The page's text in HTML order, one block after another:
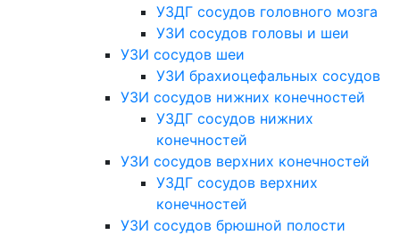
УЗДГ сосудов головного мозга
УЗИ сосудов головы и шеи
УЗИ сосудов шеи
УЗИ брахиоцефальных сосудов
УЗИ сосудов нижних конечностей
УЗДГ сосудов нижних
конечностей
УЗИ сосудов верхних конечностей
УЗДГ сосудов верхних
конечностей
УЗИ сосудов брюшной полости